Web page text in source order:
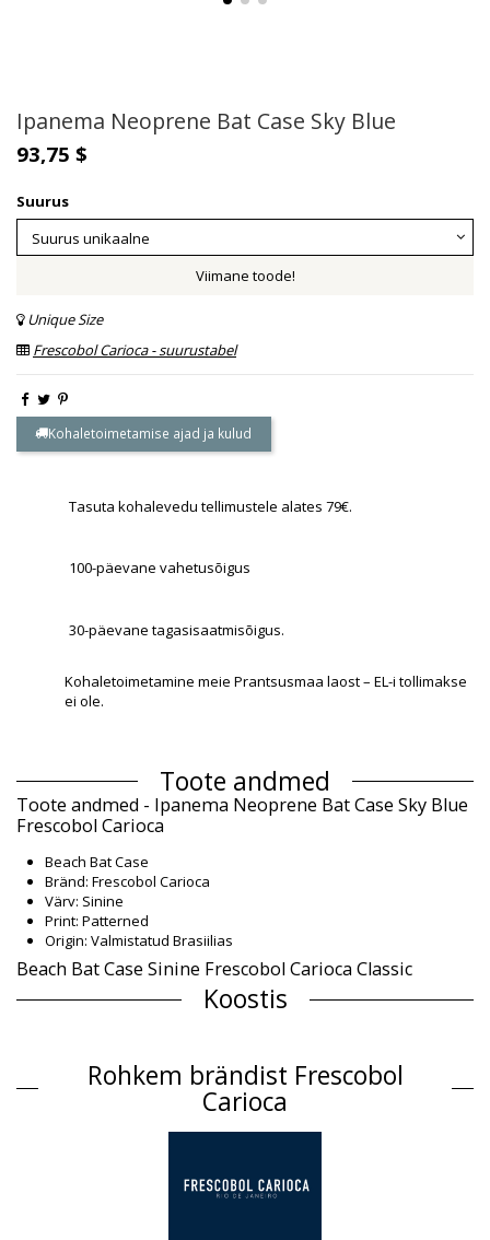
Ipanema Neoprene Bat Case Sky Blue
93,75 $
Suurus
Viimane toode!
Unique Size
Frescobol Carioca - suurustabel
Kohaletoimetamise ajad ja kulud
Tasuta kohalevedu tellimustele alates 79€.
100-päevane vahetusõigus
30-päevane tagasisaatmisõigus.
Kohaletoimetamine meie Prantsusmaa laost – EL-i tollimakse
ei ole.
Toote andmed
Toote andmed - Ipanema Neoprene Bat Case Sky Blue
Frescobol Carioca
Beach Bat Case
Bränd: Frescobol Carioca
Värv: Sinine
Print: Patterned
Origin: Valmistatud Brasiilias
Beach Bat Case Sinine Frescobol Carioca Classic
Koostis
Tootekirjeldus
Osakond: Unisex, Beach Bat Case
Paki sisu: 1 x Beach Bat Case (Muid lisasid komplekt ei sisalda)
HS CODE: 4202.12.1000
Tarnija viide: 1816-171
Rohkem brändist Frescobol
Carioca